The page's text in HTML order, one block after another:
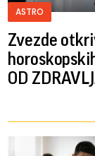
ASTRO
Zvezde
OD